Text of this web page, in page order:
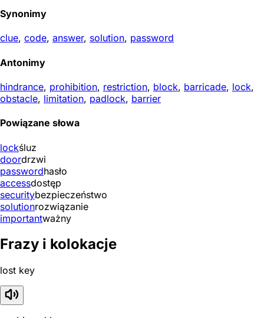
Synonimy
clue, code, answer, solution, password
Antonimy
hindrance, prohibition, restriction, block, barricade, lock,
obstacle, limitation, padlock, barrier
Powiązane słowa
lockśluz
doordrzwi
passwordhasło
accessdostęp
securitybezpieczeństwo
solutionrozwiązanie
importantważny
Frazy i kolokacje
lost key